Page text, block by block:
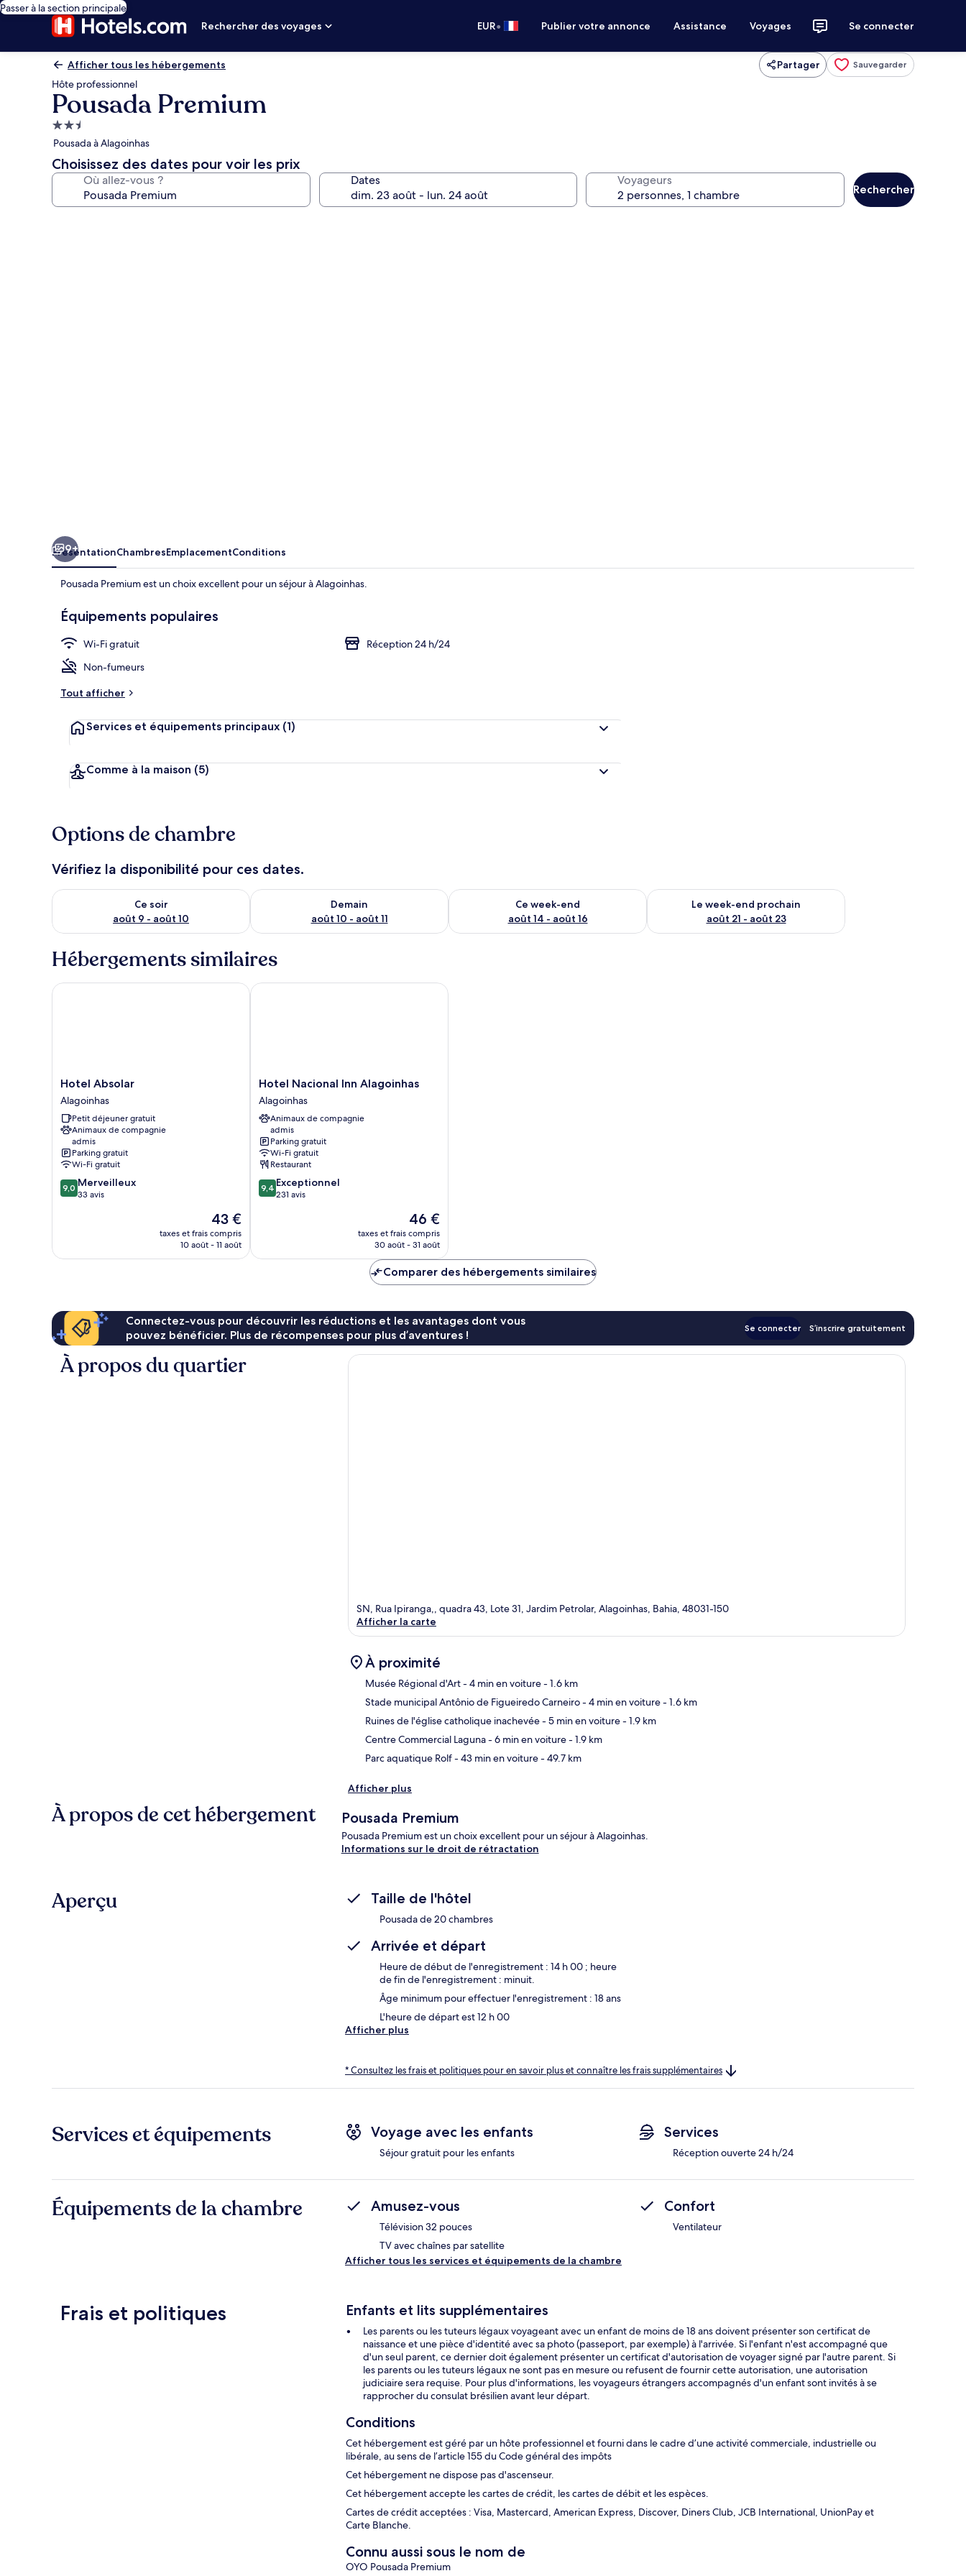
Passer à la section principale
Rechercher des voyages
EUR• Publier votre annonce Assistance Voyages Se connecter
Afficher tous les hébergements Partager Sauvegarder
Hôte professionnel
Pousada Premium
Hébergement
2.5 étoiles
Pousada à Alagoinhas
Choisissez des dates pour voir les prix
Où allez-vous ? Dates Voyageurs
Rechercher
9+
PrésentationChambresEmplacementConditions
Pousada Premium est un choix excellent pour un séjour à Alagoinhas.
Équipements populaires
Wi-Fi gratuit
Réception 24 h/24
Non-fumeurs
Tout afficher
Services et équipements principaux (1)
Comme à la maison (5)
Options de chambre
Vérifiez la disponibilité pour ces dates.
Ce soir
août 9 - août 10
Vérifier la disponibilité pour ce soir août 9 - août 10
Demain
août 10 - août 11
Vérifier la disponibilité pour demain août 10 - août 11
Ce week-end
août 14 - août 16
Vérifier la disponibilité pour ce week-end août 14 - août 16
Le week-end prochain
août 21 - août 23
Vérifier la disponibilité pour le week-end prochain août 21 -
Hébergements similaires
Hotel
Absolar
Alagoinhas
Hotel Absolar
Alagoinhas
Petit déjeuner gratuit
Animaux de compagnie
admis
Parking gratuit
Wi-Fi gratuit
9.0
sur
9,0 Merveilleux
33 avis
Le
nouveau
prix
43 €
taxes et frais compris
10 août - 11 août
Hotel Absolar
Hotel
Nacional
Inn
Alagoinhas
Alagoinhas
Hotel Nacional Inn Alagoinhas
Alagoinhas
Animaux de compagnie
admis
Parking gratuit
Wi-Fi gratuit
Restaurant
9.4
sur
9,4 Exceptionnel
231 avis
Le
nouveau
prix
de
46 €
46 €
taxes et frais compris
30 août - 31 août
Hotel Nacional Inn Alagoinhas
Comparer des hébergements similaires
Connectez-vous pour découvrir les réductions et les avantages dont vous
pouvez bénéficier. Plus de récompenses pour plus d’aventures !
Se connecter S’inscrire gratuitement
À propos du quartier
Carte
SN, Rua Ipiranga,, quadra 43, Lote 31, Jardim Petrolar, Alagoinhas, Bahia, 48031-150
Afficher la carte
À proximité
Musée Régional d'Art- 4 min en voiture- 1.6 km
Stade municipal Antônio de Figueiredo Carneiro- 4 min en voiture- 1.6 km
Ruines de l'église catholique inachevée- 5 min en voiture- 1.9 km
Centre Commercial Laguna- 6 min en voiture- 1.9 km
Parc aquatique Rolf- 43 min en voiture- 49.7 km
Afficher plus
À propos de cet hébergement Pousada Premium
Pousada Premium est un choix excellent pour un séjour à Alagoinhas.
Informations sur le droit de rétractation
Aperçu Taille de l'hôtel
Pousada de 20 chambres
Arrivée et départ
Heure de début de l'enregistrement : 14 h 00 ; heure
de fin de l'enregistrement : minuit.
Âge minimum pour effectuer l'enregistrement : 18 ans
L'heure de départ est 12 h 00
Afficher plus
* Consultez les frais et politiques pour en savoir plus et connaître les frais supplémentaires
Services et équipements Voyage avec les enfants
Séjour gratuit pour les enfants
Services
Réception ouverte 24 h/24
Équipements de la chambre Amusez-vous
Télévision 32 pouces
TV avec chaînes par satellite
Confort
Ventilateur
Afficher tous les services et équipements de la chambre
Frais et politiques Enfants et lits supplémentaires
Les parents ou les tuteurs légaux voyageant avec un enfant de moins de 18 ans doivent présenter son certificat de
naissance et une pièce d'identité avec sa photo (passeport, par exemple) à l'arrivée. Si l'enfant n'est accompagné que
d'un seul parent, ce dernier doit également présenter un certificat d'autorisation de voyager signé par l'autre parent. Si
les parents ou les tuteurs légaux ne sont pas en mesure ou refusent de fournir cette autorisation, une autorisation
judiciaire sera requise. Pour plus d'informations, les voyageurs étrangers accompagnés d'un enfant sont invités à se
rapprocher du consulat brésilien avant leur départ.
Conditions
Cet hébergement est géré par un hôte professionnel et fourni dans le cadre d’une activité commerciale, industrielle ou
libérale, au sens de l’article 155 du Code général des impôts
Cet hébergement ne dispose pas d'ascenseur.
Cet hébergement accepte les cartes de crédit, les cartes de débit et les espèces.
Cartes de crédit acceptées : Visa, Mastercard, American Express, Discover, Diners Club, JCB International, UnionPay et
Carte Blanche.
Connu aussi sous le nom de
OYO Pousada Premium